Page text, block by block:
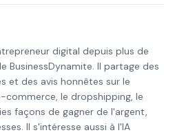
digital depuis plus de
BusinessDynamite. Il partage des
et des avis honnêtes sur le
commerce, le dropshipping, le
façons de gagner de l'argent,
Il s'intéresse aussi à l'IA